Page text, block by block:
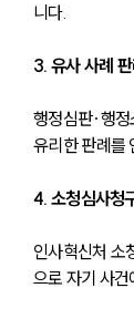
니다.
3. 유사 사례
행정심판·행
유리한 판례를
4. 소청심사청
인사혁신처 소
으로 자기 사